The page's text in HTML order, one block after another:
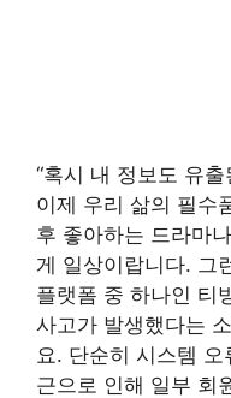
“혹시 내 정보도 유
이제 우리 삶의 필수
후 좋아하는 드라마
게 일상이랍니다. 그
플랫폼 중 하나인 티
사고가 발생했다는
요. 단순히 시스템
근으로 인해 일부 회